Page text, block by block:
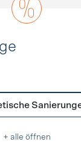
Steuerabzüge
+ alle öffnen